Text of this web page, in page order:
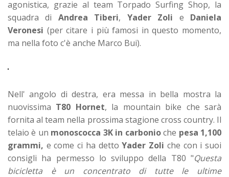
agonistica, grazie al team Torpado Surfing Shop, la
squadra di Andrea Tiberi, Yader Zoli e Daniela
Veronesi (per citare i più famosi in questo momento,
ma nella foto c'è anche Marco Bui).
Nell' angolo di destra, era messa in bella mostra la
nuovissima T80 Hornet, la mountain bike che sarà
fornita al team nella prossima stagione cross country. Il
telaio è un monoscocca 3K in carbonioche pesa 1,100
grammi, e come ci ha dettoYader Zoli che con i suoi
consigli ha permesso lo sviluppo della T80 "Questa
bicicletta è un concentrato di tutte le ultime